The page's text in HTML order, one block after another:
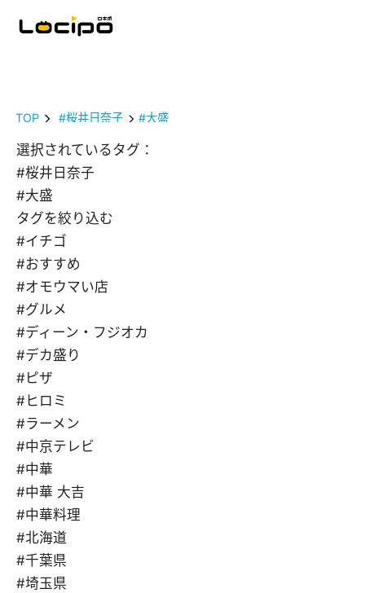
TOP #桜井日奈子 #大盛
選択されているタグ：
#桜井日奈子
#大盛
タグを絞り込む
#イチゴ
#おすすめ
#オモウマい店
#グルメ
#ディーン・フジオカ
#デカ盛り
#ピザ
#ヒロミ
#ラーメン
#中京テレビ
#中華
#中華 大吉
#中華料理
#北海道
#千葉県
#埼玉県